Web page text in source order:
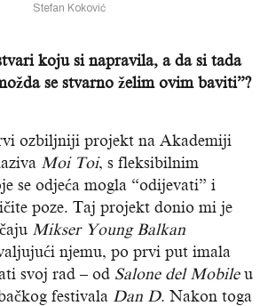
Stefan Koković
koju si napravila, a da si tada
se stvarno želim ovim baviti”?
ozbiljniji projekt na Akademiji
Moi Toi, s fleksibilnim
se odjeća mogla “odijevati” i
poze. Taj projekt donio mi je
Mikser Young Balkan
njemu, po prvi put imala
svoj rad – od Salone del Mobileu
festivala Dan D. Nakon toga